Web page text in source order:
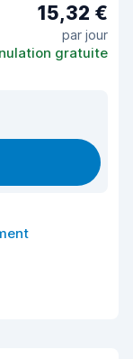
15,32 €
par jour
gratuite